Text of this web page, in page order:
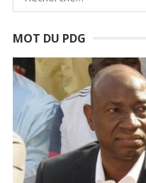
e
e
r
h
e
r
MOT DU PDG